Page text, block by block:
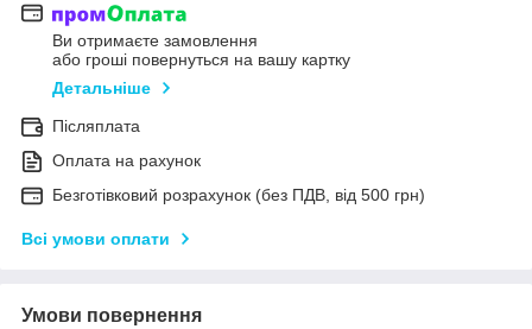
Ви отримаєте замовлення
або гроші повернуться на вашу картку
Детальніше
Післяплата
Оплата на рахунок
Безготівковий розрахунок (без ПДВ, від 500 грн)
Всі умови оплати
Умови повернення